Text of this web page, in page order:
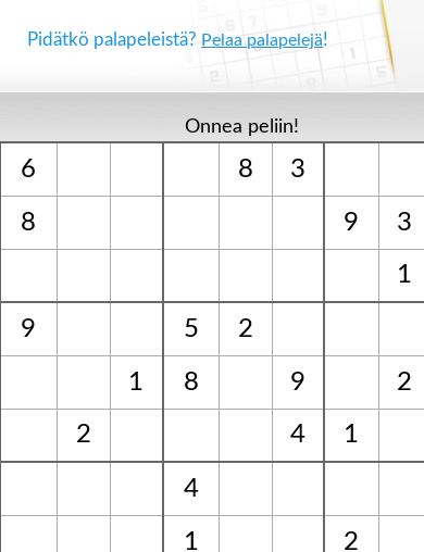
Pidätkö palapeleistä? Pelaa palapelejä!
Onnea peliin!
6 8 3
8 9
3
1
9 5 2
1 8 9
2
2
4 1
4
1 2